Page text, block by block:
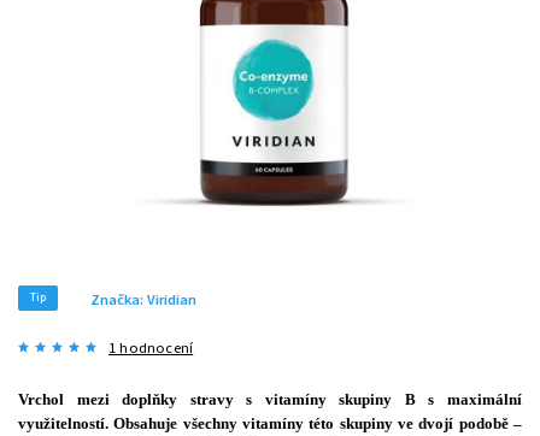
Tip
1 hodnocení
Značka: Viridian
Vrchol mezi doplňky stravy s vitamíny skupiny B s maximální
využitelností. Obsahuje všechny vitamíny této skupiny ve dvojí podobě –